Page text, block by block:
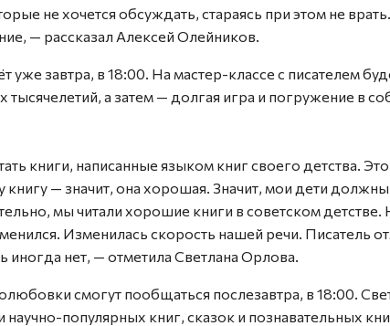
не хочется обсуждать, стараясь при этом не
— рассказал Алексей Олейников.
уже завтра, в 18:00. На мастер-классе с писателем
тысячелетий, а затем — долгая игра и погружение в
книги, написанные языком книг своего детства. Это
книгу — значит, она хорошая. Значит, мои дети должны
мы читали хорошие книги в советском детстве.
Изменилась скорость нашей речи. Писатель
иногда нет, — отметила Светлана Орлова.
смогут пообщаться послезавтра, в 18:00.
популярных книг, сказок и познавательных